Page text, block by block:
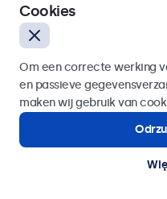
Polski
©
Lub zadzwoń pod
Potrzebujesz pomocy?
Kontakt ze specjalistą.
Cookies
Om een correcte werking
en passieve
maken wij gebruik van